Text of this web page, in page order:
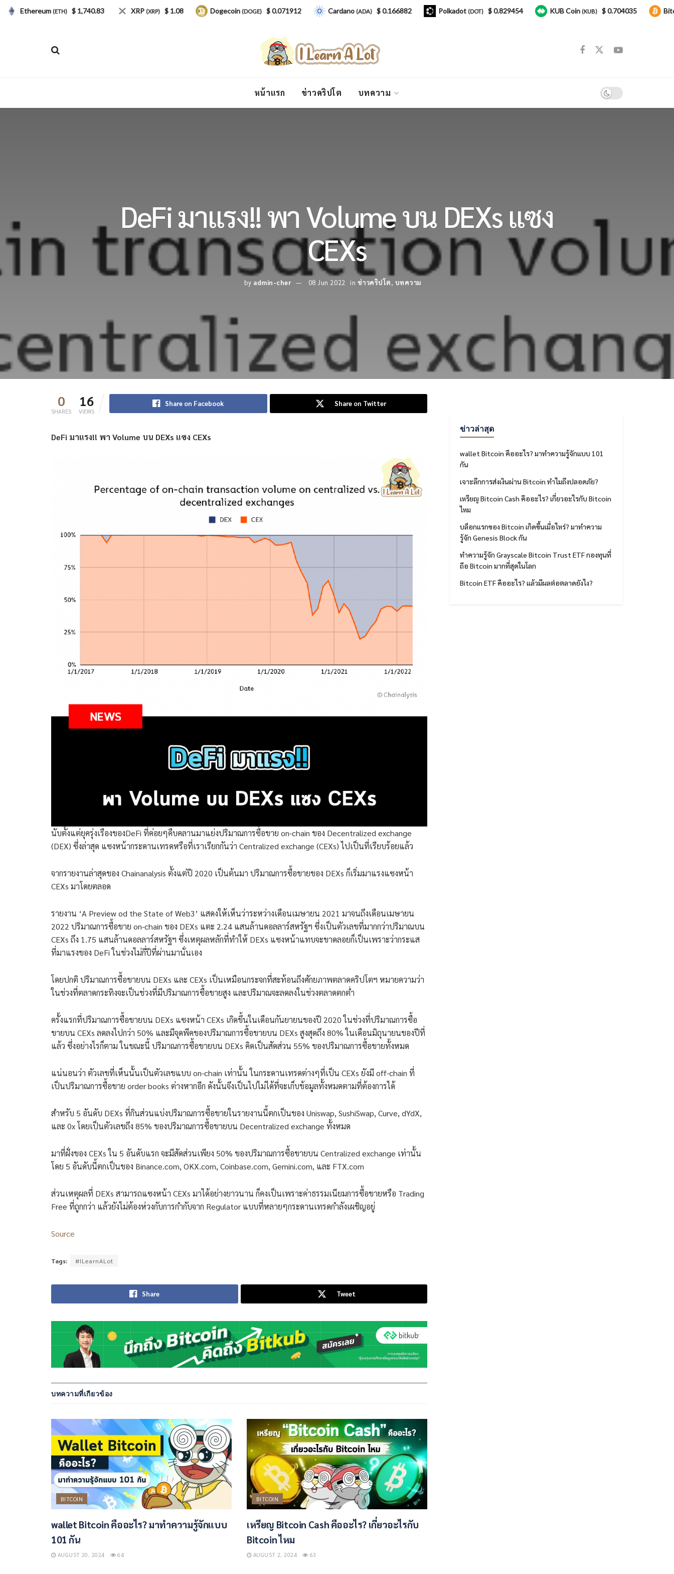
หน้าแรก ข่าวคริปโต บทความ
DeFi มาแรง!! พา Volume บน DEXs แซง
CEXs
by admin-cher 08 Jun 2022 in ข่าวคริปโต, บทความ
0
SHARES
16
VIEWS
Share on Facebook Share on Twitter
DeFi มาแรง!! พา Volume บน DEXs แซง CEXs
นับตั้งแต่ยุครุ่งเรืองของDeFi ที่ค่อยๆคืบคลานมาแย่งปริมาณการซื้อขาย on-chain ของ Decentralized exchange
(DEX) ซึ่งล่าสุด แซงหน้ากระดานเทรดหรือที่เราเรียกกันว่า Centralized exchange (CEXs) ไปเป็นที่เรียบร้อยแล้ว
จากรายงานล่าสุดของ Chainanalysis ตั้งแต่ปี 2020 เป็นต้นมา ปริมาณการซื้อขายของ DEXs ก็เริ่มมาแรงแซงหน้า
CEXs มาโดยตลอด
รายงาน ‘A Preview od the State of Web3’ แสดงให้เห็นว่าระหว่างเดือนเมษายน 2021 มาจนถึงเดือนเมษายน
2022 ปริมาณการซื้อขาย on-chain ของ DEXs แตะ 2.24 แสนล้านดอลลาร์สหรัฐฯ ซึ่งเป็นตัวเลขที่มากกว่าปริมาณบน
CEXs ถึง 1.75 แสนล้านดอลลาร์สหรัฐฯ ซึ่งเหตุผลหลักที่ทำให้ DEXs แซงหน้าแทบจะขาดลอยก็เป็นเพราะว่ากระแส
ที่มาแรงของ DeFi ในช่วงไม่กี่ปีที่ผ่านมานั่นเอง
โดยปกติ ปริมาณการซื้อขายบน DEXs และ CEXs เป็นเหมือนกระจกที่สะท้อนถึงศักยภาพตลาดคริปโตฯ หมายความว่า
ในช่วงที่ตลาดกระทิงจะเป็นช่วงที่มีปริมาณการซื้อขายสูง และปริมาณจะลดลงในช่วงตลาดตกต่ำ
ครั้งแรกที่ปริมาณการซื้อขายบน DEXs แซงหน้า CEXs เกิดขึ้นในเดือนกันยายนของปี 2020 ในช่วงที่ปริมาณการซื้อ
ขายบน CEXs ลดลงไปกว่า 50% และมีจุดพีคของปริมาณการซื้อขายบน DEXs สูงสุดถึง 80% ในเดือนมิถุนายนของปีที่
แล้ว ซึ่งอย่างไรก็ตาม ในขณะนี้ ปริมาณการซื้อขายบน DEXs คิดเป็นสัดส่วน 55% ของปริมาณการซื้อขายทั้งหมด
แน่นอนว่า ตัวเลขที่เห็นนั้นเป็นตัวเลขแบบ on-chain เท่านั้น ในกระดานเทรดต่างๆที่เป็น CEXs ยังมี off-chain ที่
เป็นปริมาณการซื้อขาย order books ต่างหากอีก ดังนั้นจึงเป็นไปไม่ได้ที่จะเก็บข้อมูลทั้งหมดตามที่ต้องการได้
สำหรับ 5 อันดับ DEXs ที่กินส่วนแบ่งปริมาณการซื้อขายในรายงานนี้ตกเป็นของ Uniswap, SushiSwap, Curve, dYdX,
และ 0x โดยเป็นตัวเลขถึง 85% ของปริมาณการซื้อขายบน Decentralized exchange ทั้งหมด
มาที่ฝั่งของ CEXs ใน 5 อันดับแรก จะมีสัดส่วนเพียง 50% ของปริมาณการซื้อขายบน Centralized exchange เท่านั้น
โดย 5 อันดับนี้ตกเป็นของ Binance.com, OKX.com, Coinbase.com, Gemini.com, และ FTX.com
ส่วนเหตุผลที่ DEXs สามารถแซงหน้า CEXs มาได้อย่างยาวนาน ก็คงเป็นเพราะค่าธรรมเนียมการซื้อขายหรือ Trading
Free ที่ถูกกว่า แล้วยังไม่ต้องห่วงกับการกำกับจาก Regulator แบบที่หลายๆกระดานเทรดกำลังเผชิญอยู่
Source
Tags: #ILearnALot
Share Tweet
บทความที่เกียวข้อง
BITCOIN
wallet Bitcoin คืออะไร? มาทำความรู้จักแบบ
101 กัน
AUGUST 20, 2024 64
BITCOIN
เหรียญ Bitcoin Cash คืออะไร? เกี่ยวอะไรกับ
Bitcoin ไหม
AUGUST 2, 2024 63
ข่าวล่าสุด
wallet Bitcoin คืออะไร? มาทำความรู้จักแบบ 101
กัน
เจาะลึกการส่งเงินผ่าน Bitcoin ทำไมถึงปลอดภัย?
เหรียญ Bitcoin Cash คืออะไร? เกี่ยวอะไรกับ Bitcoin
ไหม
บล็อกแรกของ Bitcoin เกิดขึ้นเมื่อไหร่? มาทำความ
รู้จัก Genesis Block กัน
ทำความรู้จัก Grayscale Bitcoin Trust ETF กองทุนที่
ถือ Bitcoin มากที่สุดในโลก
Bitcoin ETF คืออะไร? แล้วมีผลต่อตลาดยังไง?
(ETH) $ 1,740.83 XRP(XRP) $ 1.08 Dogecoin(DOGE) $ 0.071912 Cardano(ADA) $ 0.166882 Polkadot(DOT) $ 0.829454 KUB Coin(KUB) $ 0.704035 Bitcoin